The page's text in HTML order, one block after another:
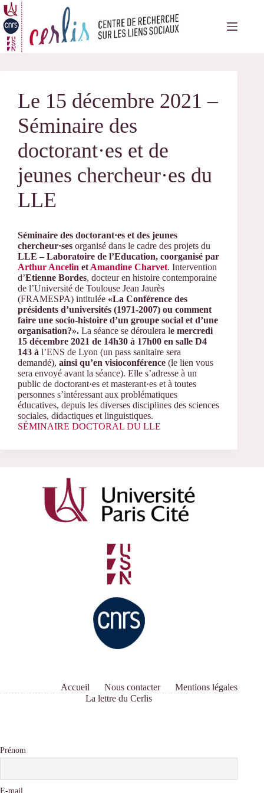
Passer
au
contenu
Le 15 décembre 2021 –
Séminaire des
doctorant·es et de
jeunes chercheur·es du
LLE
Séminaire des doctorant·es et des jeunes
chercheur·ses organisé dans le cadre des projets du
LLE – Laboratoire de l’Education, coorganisé par
Arthur Ancelin et Amandine Charvet. Intervention
d’Etienne Bordes, docteur en histoire contemporaine
de l’Université de Toulouse Jean Jaurès
(FRAMESPA) intitulée «La Conférence des
présidents d’universités (1971-2007) ou comment
faire une socio-histoire d’un groupe social et d’une
organisation?». La séance se déroulera le mercredi
15 décembre 2021 de 14h30 à 17h00 en salle D4
143 à l’ENS de Lyon (un pass sanitaire sera
demandé), ainsi qu’en visioconférence (le lien vous
sera envoyé avant la séance). Elle s’adresse à un
public de doctorant·es et masterant·es et à toutes
personnes s’intéressant aux problématiques
éducatives, depuis les diverses disciplines des sciences
sociales, didactiques et linguistiques.
SÉMINAIRE DOCTORAL DU LLE
Accueil Nous contacter
Mentions légales
La lettre du Cerlis
Prénom
E-mail